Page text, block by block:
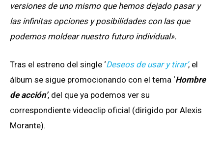
versiones de uno mismo que hemos dejado pasar y
las infinitas opciones y posibilidades con las que
podemos moldear nuestro futuro individual».
Tras el estreno del single ‘Deseos de usar y tirar’, el
álbum se sigue promocionando con el tema ‘Hombre
de acción’, del que ya podemos ver su
correspondiente videoclip oficial (dirigido por Alexis
Morante).